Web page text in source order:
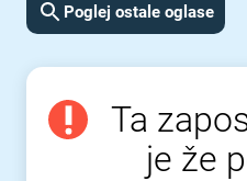
Poglej ostale oglase
Ta
je že